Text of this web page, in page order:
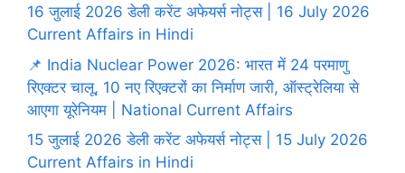
16 जुलाई 2026 डेली करेंट अफेयर्स नोट्स | 16 July 2026
Current Affairs in Hindi
📌 India Nuclear Power 2026: भारत में 24 परमाणु
रिएक्टर चालू, 10 नए रिएक्टरों का निर्माण जारी, ऑस्ट्रेलिया से
आएगा यूरेनियम | National Current Affairs
15 जुलाई 2026 डेली करेंट अफेयर्स नोट्स | 15 July 2026
Current Affairs in Hindi